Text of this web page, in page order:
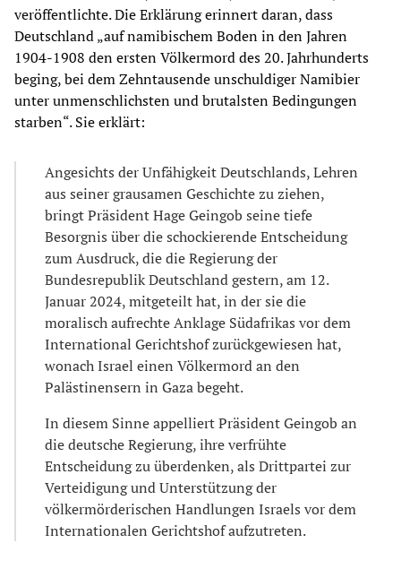
veröffentlichte. Die Erklärung erinnert daran, dass
Deutschland „auf namibischem Boden in den Jahren
1904-1908 den ersten Völkermord des 20. Jahrhunderts
beging, bei dem Zehntausende unschuldiger Namibier
unter unmenschlichsten und brutalsten Bedingungen
starben“. Sie erklärt:
Angesichts der Unfähigkeit Deutschlands, Lehren
aus seiner grausamen Geschichte zu ziehen,
bringt Präsident Hage Geingob seine tiefe
Besorgnis über die schockierende Entscheidung
zum Ausdruck, die die Regierung der
Bundesrepublik Deutschland gestern, am 12.
Januar 2024, mitgeteilt hat, in der sie die
moralisch aufrechte Anklage Südafrikas vor dem
International Gerichtshof zurückgewiesen hat,
wonach Israel einen Völkermord an den
Palästinensern in Gaza begeht.
In diesem Sinne appelliert Präsident Geingob an
die deutsche Regierung, ihre verfrühte
Entscheidung zu überdenken, als Drittpartei zur
Verteidigung und Unterstützung der
völkermörderischen Handlungen Israels vor dem
Internationalen Gerichtshof aufzutreten.